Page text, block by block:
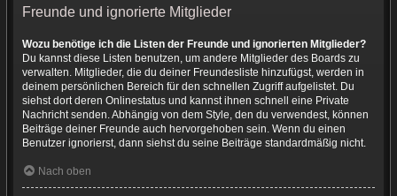
Freunde und ignorierte Mitglieder
Wozu benötige ich die Listen der Freunde und ignorierten Mitglieder?
Du kannst diese Listen benutzen, um andere Mitglieder des Boards zu
verwalten. Mitglieder, die du deiner Freundesliste hinzufügst, werden in
deinem persönlichen Bereich für den schnellen Zugriff aufgelistet. Du
siehst dort deren Onlinestatus und kannst ihnen schnell eine Private
Nachricht senden. Abhängig von dem Style, den du verwendest, können
Beiträge deiner Freunde auch hervorgehoben sein. Wenn du einen
Benutzer ignorierst, dann siehst du seine Beiträge standardmäßig nicht.
Nach oben